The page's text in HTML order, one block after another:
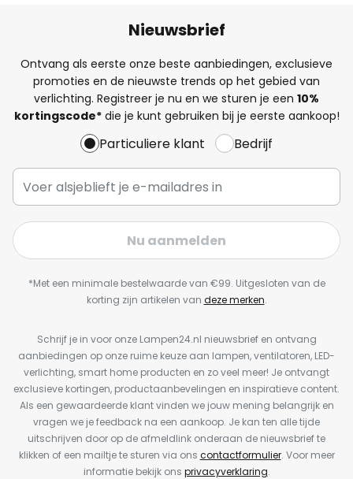
Nieuwsbrief
Ontvang als eerste onze beste aanbiedingen, exclusieve
promoties en de nieuwste trends op het gebied van
verlichting. Registreer je nu en we sturen je een 10%
kortingscode*die je kunt gebruiken bij je eerste aankoop!
Particuliere klant Bedrijf
Nu aanmelden
*Met een minimale bestelwaarde van €99. Uitgesloten van de
korting zijn artikelen van deze merken.
Schrijf je in voor onze Lampen24.nl nieuwsbrief en ontvang
aanbiedingen op onze ruime keuze aan lampen, ventilatoren, LED-
verlichting, smart home producten en zo veel meer! Je ontvangt
exclusieve kortingen, productaanbevelingen en inspiratieve content.
Als een gewaardeerde klant vinden we jouw mening belangrijk en
vragen we je feedback na een aankoop. Je kan ten alle tijde
uitschrijven door op de afmeldlink onderaan de nieuwsbrief te
klikken of een mailtje te sturen via ons contactformulier. Voor meer
informatie bekijk ons privacyverklaring.